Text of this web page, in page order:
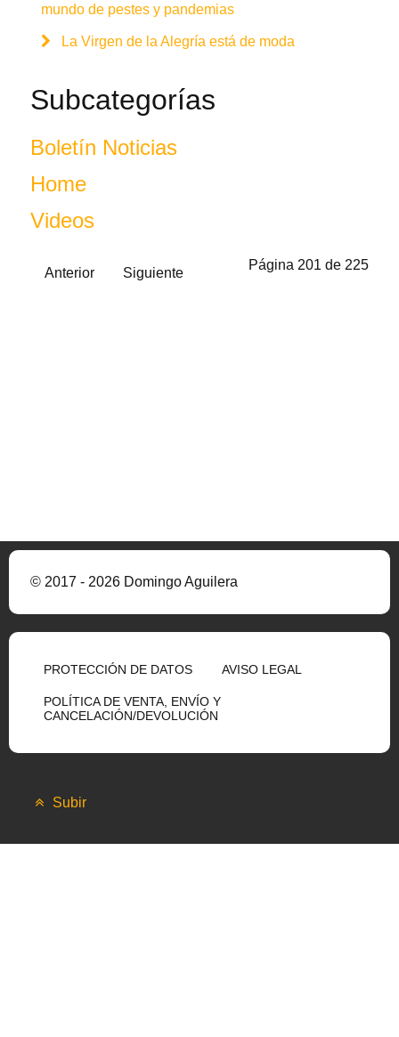
mundo de pestes y pandemias
La Virgen de la Alegría está de moda
Subcategorías
Boletín Noticias
Home
Videos
Página 201 de 225
Anterior Siguiente
© 2017 - 2026 Domingo Aguilera
PROTECCIÓN DE DATOS AVISO LEGAL
POLÍTICA DE VENTA, ENVÍO Y
CANCELACIÓN/DEVOLUCIÓN
Subir